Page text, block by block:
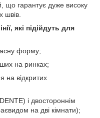
що гарантує дуже високу
швів.
які підійдуть для
форму;
на ринках;
на відкритих
і двостороннім
на дві кімнати);